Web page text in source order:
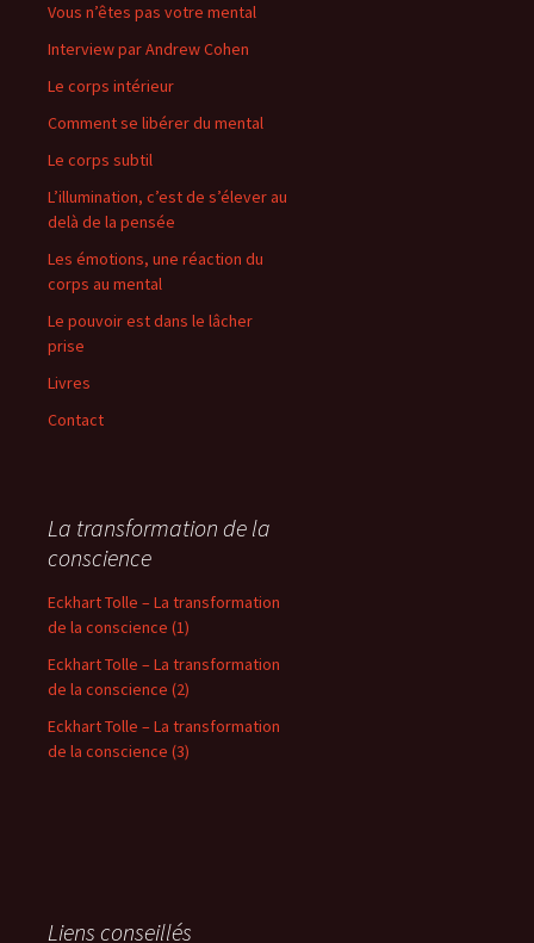
Vous n’êtes pas votre mental
Interview par Andrew Cohen
Le corps intérieur
Comment se libérer du mental
Le corps subtil
L’illumination, c’est de s’élever au
delà de la pensée
Les émotions, une réaction du
corps au mental
Le pouvoir est dans le lâcher
prise
Livres
Contact
La transformation de la
conscience
Eckhart Tolle – La transformation
de la conscience (1)
Eckhart Tolle – La transformation
de la conscience (2)
Eckhart Tolle – La transformation
de la conscience (3)
Liens conseillés